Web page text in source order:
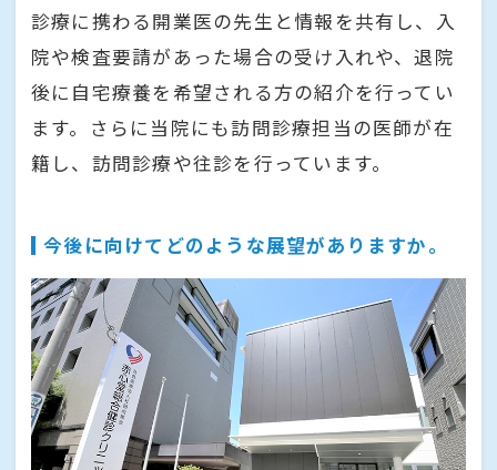
診療に携わる開業医の先生と情報を共有し、入
院や検査要請があった場合の受け入れや、退院
後に自宅療養を希望される方の紹介を行ってい
ます。さらに当院にも訪問診療担当の医師が在
籍し、訪問診療や往診を行っています。
今後に向けてどのような展望がありますか。